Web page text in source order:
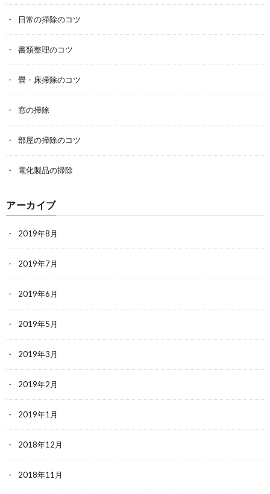
日常の掃除のコツ
書類整理のコツ
畳・床掃除のコツ
窓の掃除
部屋の掃除のコツ
電化製品の掃除
アーカイブ
2019年8月
2019年7月
2019年6月
2019年5月
2019年3月
2019年2月
2019年1月
2018年12月
2018年11月